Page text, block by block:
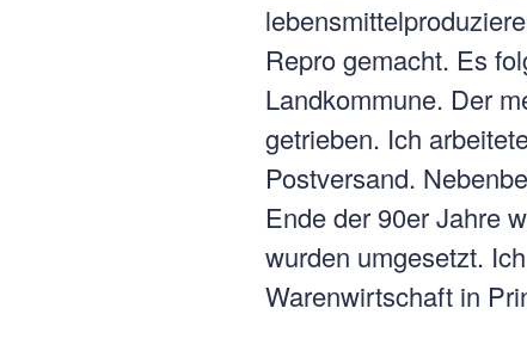
Repro gemacht. Es
Landkommune. Der
getrieben. Ich
Postversand.
Ende der 90er Jahre
wurden umgesetzt.
Warenwirtschaft in